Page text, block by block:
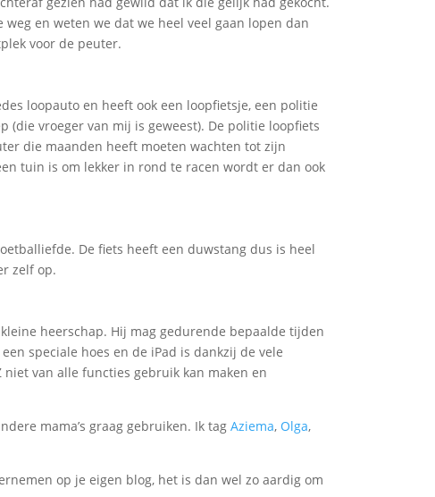
en weten we dat we heel veel gaan lopen dan
voor de peuter.
loopauto en heeft ook een loopfietsje, een politie
(die vroeger van mij is geweest). De politie loopfiets
die maanden heeft moeten wachten tot zijn
tuin is om lekker in rond te racen wordt er dan ook
De fiets heeft een duwstang dus is heel
zelf op.
heerschap. Hij mag gedurende bepaalde tijden
speciale hoes en de iPad is dankzij de vele
van alle functies gebruik kan maken en
mama’s graag gebruiken. Ik tagAziema, Olga,
op je eigen blog, het is dan wel zo aardig om